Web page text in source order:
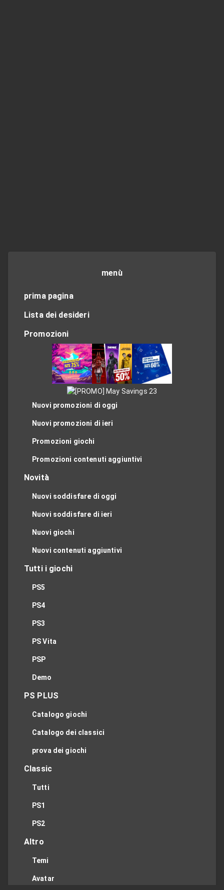
menù
prima pagina
Lista dei desideri
Promozioni
Nuovi promozioni di oggi
Nuovi promozioni di ieri
Promozioni giochi
Promozioni contenuti aggiuntivi
Novità
Nuovi soddisfare di oggi
Nuovi soddisfare di ieri
Nuovi giochi
Nuovi contenuti aggiuntivi
Tutti i giochi
PS5
PS4
PS3
PS Vita
PSP
Demo
PS PLUS
Catalogo giochi
Catalogo dei classici
prova dei giochi
Classic
Tutti
PS1
PS2
Altro
Temi
Avatar